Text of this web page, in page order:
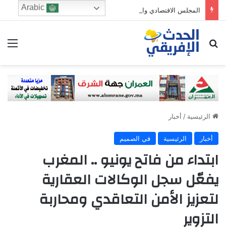
المجلس الاقتصادي والرشد الرقمي: من يحرس الطفولة في زمن الخوارزميات؟
ابحث عن
الرئيسية / أخبار
أخبار الرئيسية في الصميم
ابتداء من فاتح يونيو .. المغرب
يفعّل سجل الوكالات العقارية
لتعزيز الأمن التعاقدي ومحاربة
التزوير
Arabic